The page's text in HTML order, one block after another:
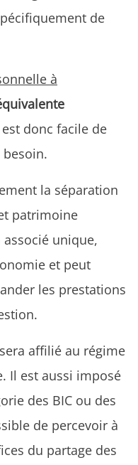
de
à
donc facile de
besoin.
la séparation
patrimoine
unique,
et peut
les prestations
affilié au régime
Il est aussi imposé
des BIC ou des
de percevoir à
du partage des